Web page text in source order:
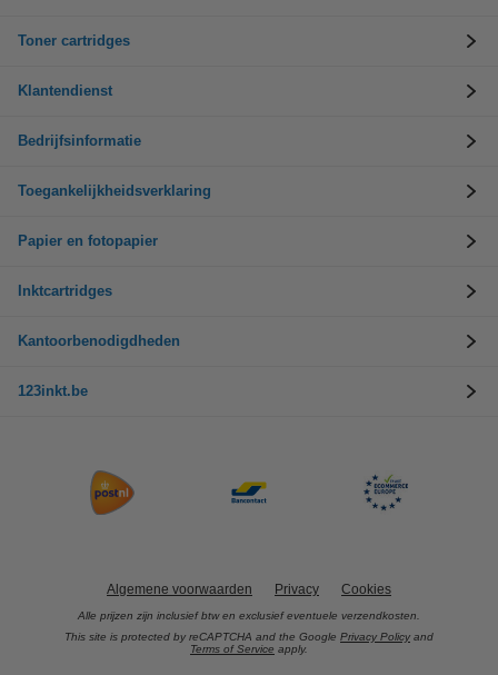
Toner cartridges
Klantendienst
Bedrijfsinformatie
Toegankelijkheidsverklaring
Papier en fotopapier
Inktcartridges
Kantoorbenodigdheden
123inkt.be
Algemene voorwaarden Privacy Cookies
Alle prijzen zijn inclusief btw en exclusief eventuele verzendkosten.
This site is protected by reCAPTCHA and the Google Privacy Policy and
Terms of Service apply.